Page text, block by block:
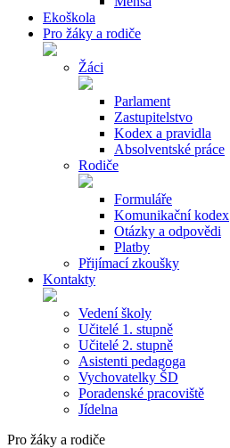
Ekoškola
Pro žáky a rodiče
Žáci
Parlament
Zastupitelstvo
Kodex a pravidla
Absolventské práce
Rodiče
Formuláře
Komunikační kodex
Otázky a odpovědi
Platby
Přijímací zkoušky
Kontakty
Vedení školy
Učitelé 1. stupně
Učitelé 2. stupně
Asistenti pedagoga
Vychovatelky ŠD
Poradenské pracoviště
Jídelna
Pro žáky a rodiče